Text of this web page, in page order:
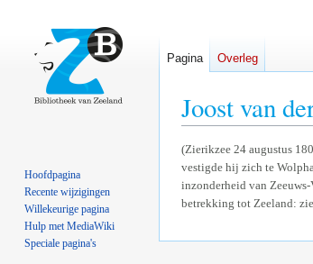
Joost van
Naar
navigatie
springen
Naar
zoeken
springen
(Zierikzee 24 augustus
vestigde hij zich te
inzonderheid van
betrekking tot Zeeland:
Pagina Overleg
Hoofdpagina
Recente wijzigingen
Willekeurige pagina
Hulp met MediaWiki
Speciale pagina's